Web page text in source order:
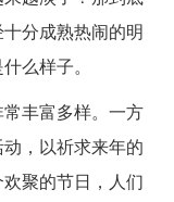
分成熟热闹的明
么样子。
丰富多样。一方
，以祈求来年的
聚的节日，人们